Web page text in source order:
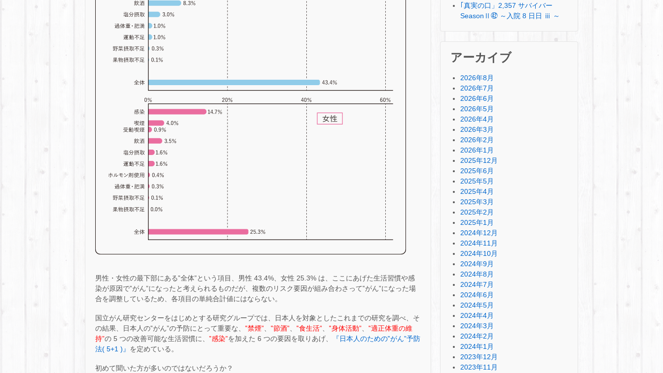
男性・女性の最下部にある‟全体”という項目、男性 43.4%、女性 25.3% は、ここにあげた生活習慣や感
染が原因で‟がん”になったと考えられるものだが、複数のリスク要因が組み合わさって‟がん”になった場
合を調整しているため、各項目の単純合計値にはならない。
国立がん研究センターをはじめとする研究グループでは、日本人を対象としたこれまでの研究を調べ、そ
の結果、日本人の‟がん”の予防にとって重要な、 ‟禁煙” ‟節酒” ‟食生活” ‟身体活動”
‟適正体重の維
持”の 5 つの改善可能な生活習慣に、 ‟感染”を加えた 6 つの要因を取りあげ、
『日本人のための‟がん”予防
法( 5+1 )』 を定めている。
初めて聞いた方が多いのではないだろうか？
｢真実の口」2,357 サバイバー
SeasonⅡ㊷ ～入院 8 日日 ⅲ ～
アーカイブ
2026年8月
2026年7月
2026年6月
2026年5月
2026年4月
2026年3月
2026年2月
2026年1月
2025年12月
2025年6月
2025年5月
2025年4月
2025年3月
2025年2月
2025年1月
2024年12月
2024年11月
2024年10月
2024年9月
2024年8月
2024年7月
2024年6月
2024年5月
2024年4月
2024年3月
2024年2月
2024年1月
2023年12月
2023年11月